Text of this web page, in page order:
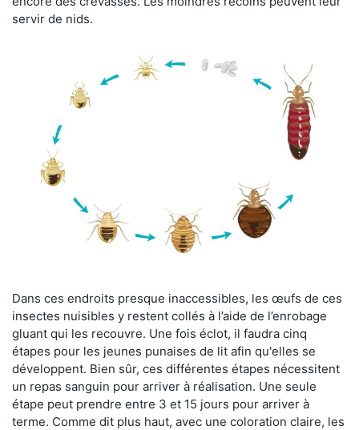
servir de nids.
Dans ces endroits presque inaccessibles, les œufs de ces
insectes nuisibles y restent collés à l’aide de l’enrobage
gluant qui les recouvre. Une fois éclot, il faudra cinq
étapes pour les jeunes punaises de lit afin qu'elles se
développent. Bien sûr, ces différentes étapes nécessitent
un repas sanguin pour arriver à réalisation. Une seule
étape peut prendre entre 3 et 15 jours pour arriver à
terme. Comme dit plus haut, avec une coloration claire, les